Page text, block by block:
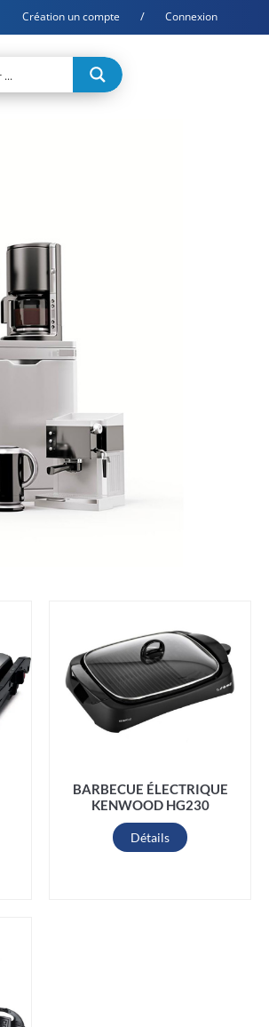
Création un compte / Connexion
BARBECUE ÉLECTRIQUE
KENWOOD HG230
Détails